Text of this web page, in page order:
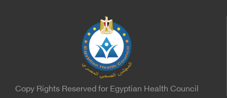
Copy Rights Reserved for Egyptian Health Council